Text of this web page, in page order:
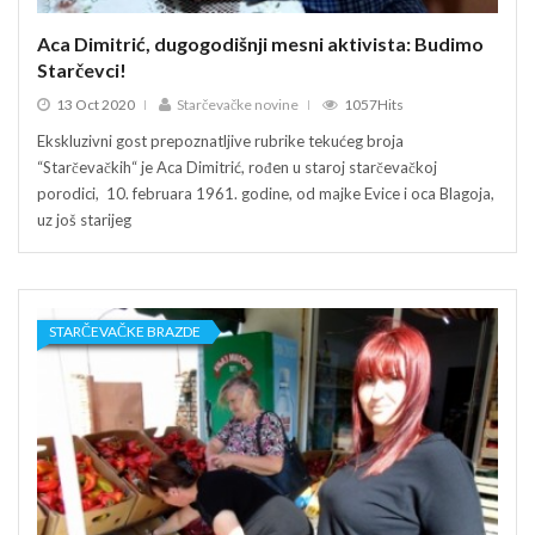
Aca Dimitrić, dugogodišnji mesni aktivista: Budimo
Starčevci!
13 Oct 2020 Starčevačke novine 1057Hits
Ekskluzivni gost prepoznatljive rubrike tekućeg broja
“Starčevačkih“ je Aca Dimitrić, rođen u staroj starčevačkoj
porodici, 10. februara 1961. godine, od majke Evice i oca Blagoja,
uz još starijeg
STARČEVAČKE BRAZDE